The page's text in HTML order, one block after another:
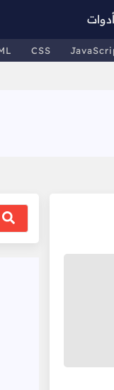
أدوات
CSS